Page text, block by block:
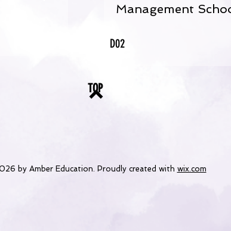
Management
D02
TOP
by Amber Education. Proudly created with wix.com